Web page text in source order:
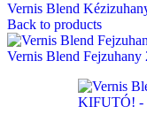
Vernis Blend
Back to products
Vernis Blend Fejzuhany